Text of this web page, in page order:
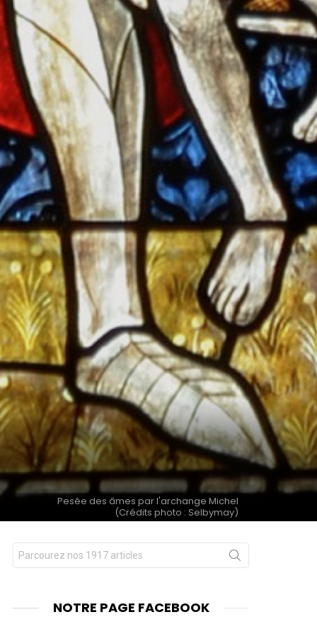
Pesée des âmes par l'archange Michel
(Crédits photo : Selbymay)
Chercher
pour
NOTRE PAGE FACEBOOK